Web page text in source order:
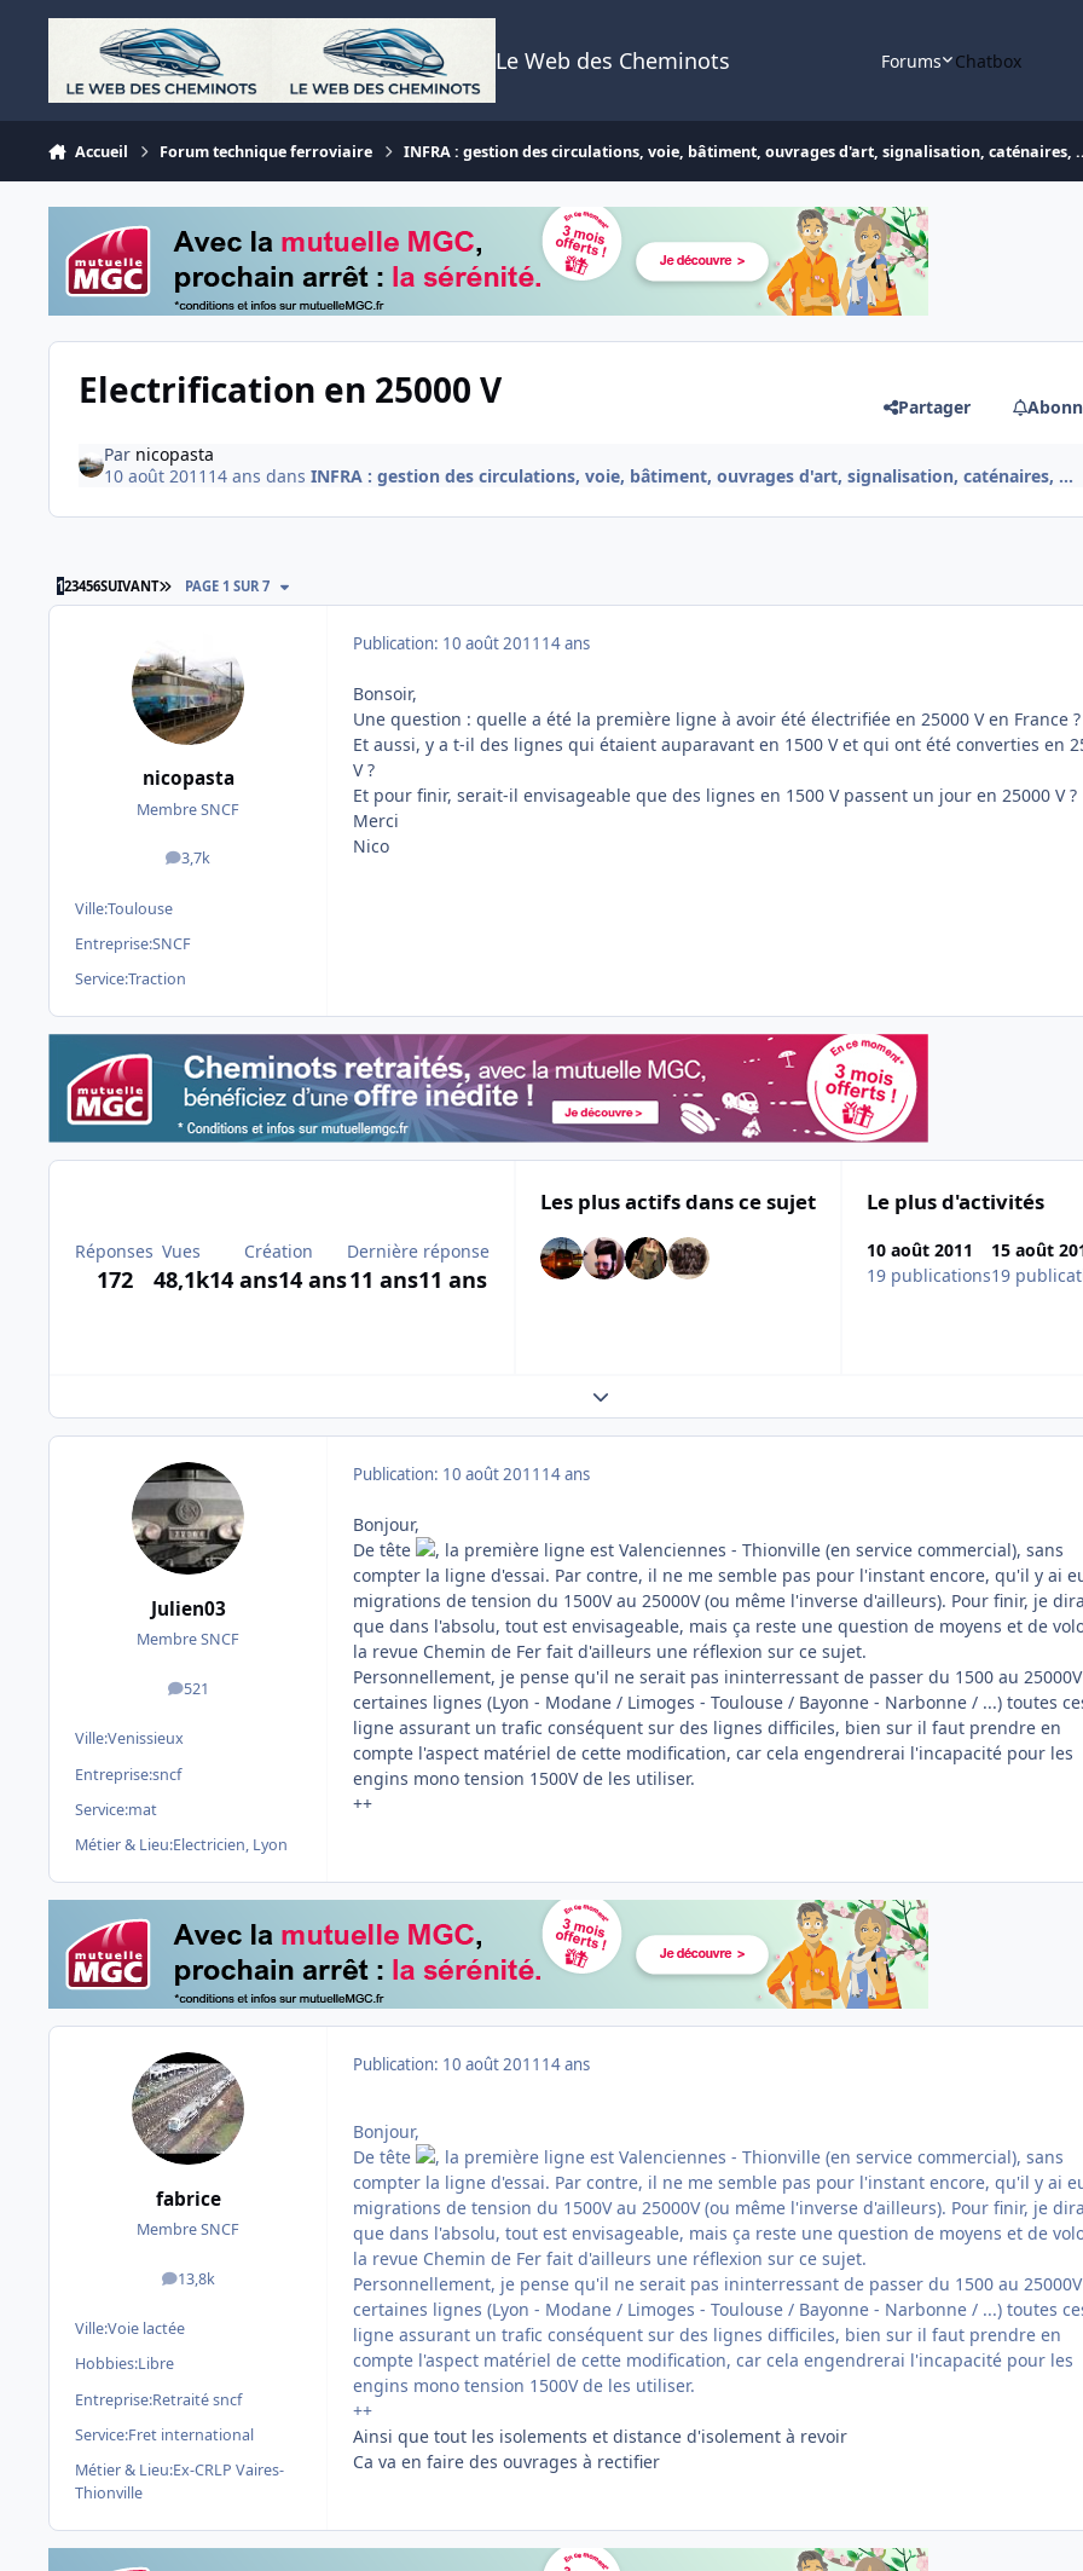
Aller au contenu
Le Web des Cheminots Forums Chatbox
Accueil Forum technique ferroviaire INFRA : gestion des circulations, voie, bâtiment, ouvrages d'art, signalisation, caténaires,
Electrification en 25000 V Partager
Par nicopasta
10 août 2011 14 ans dans INFRA : gestion des circulations, voie, bâtiment, ouvrages d'art, signalisation, caténaires, ...
123456SUIVANT DERNIÈRE PAGE
PAGE 1 SUR 7
nicopasta
Membre SNCF
3,7k
messages
Ville:Toulouse
Entreprise:SNCF
Service:Traction
Publication: 10 août 2011 14 ans
Bonsoir,
Une question : quelle a été la première ligne à avoir été électrifiée en 25000 V en France ?
Et aussi, y a t-il des lignes qui étaient auparavant en 1500 V et qui ont été converties en
V ?
Et pour finir, serait-il envisageable que des lignes en 1500 V passent un jour en 25000 V ?
Merci
Nico
Réponses
172
Vues
48,1k
Création
14 ans14 ans
Dernière réponse
11 ans11 ans
Les plus actifs dans ce sujet Le plus d'activités
10 août 2011
19 publications
15 août
19
Expand topic overview
Julien03
Membre SNCF
521
messages
Ville:Venissieux
Entreprise:sncf
Service:mat
Métier & Lieu:Electricien, Lyon
Publication: 10 août 2011 14 ans
Bonjour,
De tête
, la première ligne est Valenciennes - Thionville (en service commercial), sans
compter la ligne d'essai. Par contre, il ne me semble pas pour l'instant encore, qu'il y ai
migrations de tension du 1500V au 25000V (ou même l'inverse d'ailleurs). Pour finir, je
que dans l'absolu, tout est envisageable, mais ça reste une question de moyens et de
la revue Chemin de Fer fait d'ailleurs une réflexion sur ce sujet.
Personnellement, je pense qu'il ne serait pas ininterressant de passer du 1500 au
certaines lignes (Lyon - Modane / Limoges - Toulouse / Bayonne - Narbonne / ...) toutes
ligne assurant un trafic conséquent sur des lignes difficiles, bien sur il faut prendre en
compte l'aspect matériel de cette modification, car cela engendrerai l'incapacité pour les
engins mono tension 1500V de les utiliser.
++
fabrice
Membre SNCF
13,8k
messages
Ville:Voie lactée
Hobbies:Libre
Entreprise:Retraité sncf
Service:Fret international
Métier & Lieu:Ex-CRLP Vaires-
Thionville
Publication: 10 août 2011 14 ans
Bonjour,
De tête
, la première ligne est Valenciennes - Thionville (en service commercial), sans
compter la ligne d'essai. Par contre, il ne me semble pas pour l'instant encore, qu'il y ai
migrations de tension du 1500V au 25000V (ou même l'inverse d'ailleurs). Pour finir, je
que dans l'absolu, tout est envisageable, mais ça reste une question de moyens et de
la revue Chemin de Fer fait d'ailleurs une réflexion sur ce sujet.
Personnellement, je pense qu'il ne serait pas ininterressant de passer du 1500 au
certaines lignes (Lyon - Modane / Limoges - Toulouse / Bayonne - Narbonne / ...) toutes
ligne assurant un trafic conséquent sur des lignes difficiles, bien sur il faut prendre en
compte l'aspect matériel de cette modification, car cela engendrerai l'incapacité pour les
engins mono tension 1500V de les utiliser.
++
Ainsi que tout les isolements et distance d'isolement à revoir
Ca va en faire des ouvrages à rectifier